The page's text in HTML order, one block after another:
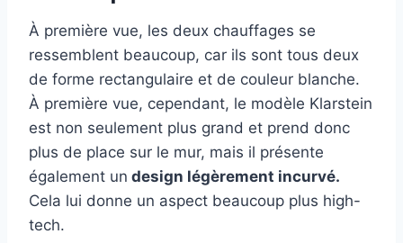
À première vue, les deux chauffages se
ressemblent beaucoup, car ils sont tous deux
de forme rectangulaire et de couleur blanche.
À première vue, cependant, le modèle Klarstein
est non seulement plus grand et prend donc
plus de place sur le mur, mais il présente
également un design légèrement incurvé.
Cela lui donne un aspect beaucoup plus high-
tech.